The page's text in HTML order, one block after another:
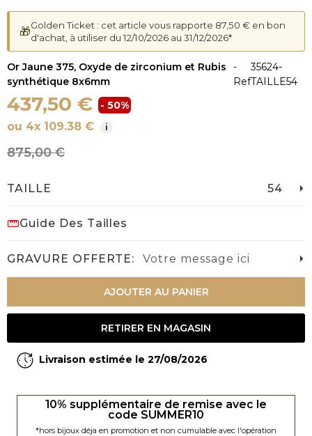
🎁Golden Ticket : cet article vous rapporte 87,50 € en bon
d'achat, à utiliser du 12/10/2026 au 31/12/2026*
Or Jaune 375, Oxyde de zirconium et Rubis
synthétique 8x6mm
-
Ref
35624-
TAILLE54
437,50 € - 50%
ou 4x 109.38 € i
875,00 €
TAILLE 54
Guide Des Tailles
GRAVURE OFFERTE: Votre message ici
AJOUTER AU PANIER
RETIRER EN MAGASIN
Livraison estimée le 27/08/2026
10% supplémentaire de remise avec le
code SUMMER10
*hors bijoux déja en promotion et non cumulable avec l'opération